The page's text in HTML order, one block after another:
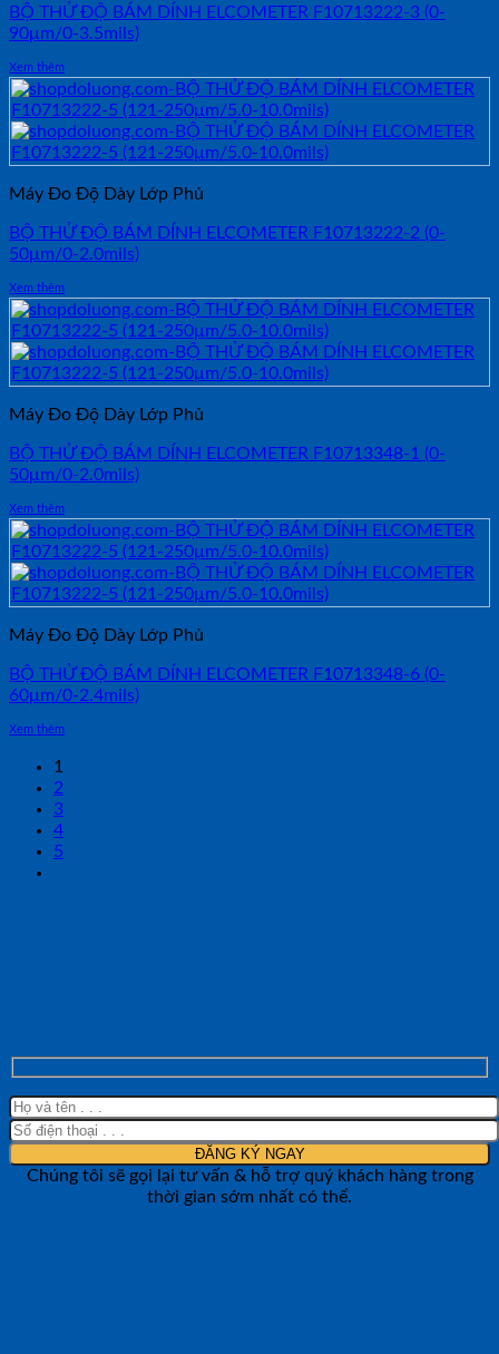
BỘ THỬ ĐỘ BÁM DÍNH ELCOMETER F10713222-3 (0-
90μm/0-3.5mils)
Xem thêm
Máy Đo Độ Dày Lớp Phủ
BỘ THỬ ĐỘ BÁM DÍNH ELCOMETER F10713222-2 (0-
50μm/0-2.0mils)
Xem thêm
Máy Đo Độ Dày Lớp Phủ
BỘ THỬ ĐỘ BÁM DÍNH ELCOMETER F10713348-1 (0-
50μm/0-2.0mils)
Xem thêm
Máy Đo Độ Dày Lớp Phủ
BỘ THỬ ĐỘ BÁM DÍNH ELCOMETER F10713348-6 (0-
60μm/0-2.4mils)
Xem thêm
1
2
3
4
5
Chúng tôi sẽ gọi lại tư vấn & hỗ trợ quý khách hàng trong
thời gian sớm nhất có thể.